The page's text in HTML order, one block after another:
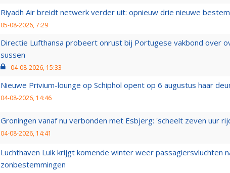
Riyadh Air breidt netwerk verder uit: opnieuw drie nieuwe
05-08-2026, 7:29
Directie Lufthansa probeert onrust bij Portugese vakbond over
sussen
04-08-2026, 15:33
Nieuwe Privium-lounge op Schiphol opent op 6 augustus haar
04-08-2026, 14:46
Groningen vanaf nu verbonden met Esbjerg: 'scheelt zeven uur
04-08-2026, 14:41
Luchthaven Luik krijgt komende winter weer passagiersvluchten
zonbestemmingen